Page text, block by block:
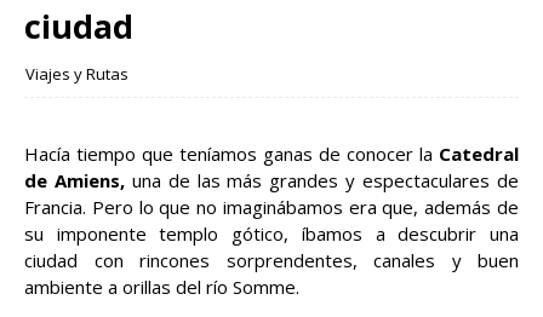
ciudad
Viajes y Rutas
Hacía tiempo que teníamos ganas de conocer la Catedral
de Amiens,una de las más grandes y espectaculares de
Francia. Pero lo que no imaginábamos era que, además de
su imponente templo gótico, íbamos a descubrir una
ciudad con rincones sorprendentes, canales y buen
ambiente a orillas del río Somme.